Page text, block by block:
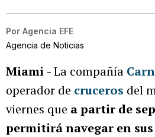
Por Agencia EFE
Agencia de Noticias
Miami - La compañía
operador de cruceros del
viernes que a partir de
permitirá navegar en